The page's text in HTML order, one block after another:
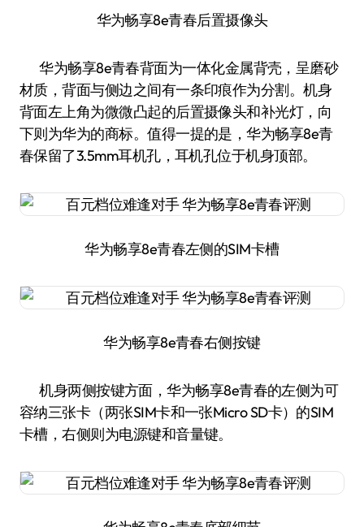
华为畅享8e青春后置摄像头
华为畅享8e青春背面为一体化金属背壳，呈磨砂
材质，背面与侧边之间有一条印痕作为分割。机身
背面左上角为微微凸起的后置摄像头和补光灯，向
下则为华为的商标。值得一提的是，华为畅享8e青
春保留了3.5mm耳机孔，耳机孔位于机身顶部。
华为畅享8e青春左侧的SIM卡槽
华为畅享8e青春右侧按键
机身两侧按键方面，华为畅享8e青春的左侧为可
容纳三张卡（两张SIM卡和一张Micro SD卡）的SIM
卡槽，右侧则为电源键和音量键。